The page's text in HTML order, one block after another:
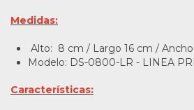
Medidas:
Alto: 8 cm / Largo 16 cm /
Modelo: DS-0800-LR - LINEA
Características: